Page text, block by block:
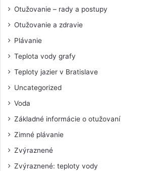
Otužovanie – rady a postupy
Otužovanie a zdravie
Plávanie
Teplota vody grafy
Teploty jazier v Bratislave
Uncategorized
Voda
Základné informácie o otužovaní
Zimné plávanie
Zvýraznené
Zvýraznené: teploty vody